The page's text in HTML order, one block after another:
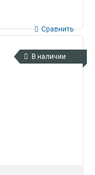
Сравнить
В наличии